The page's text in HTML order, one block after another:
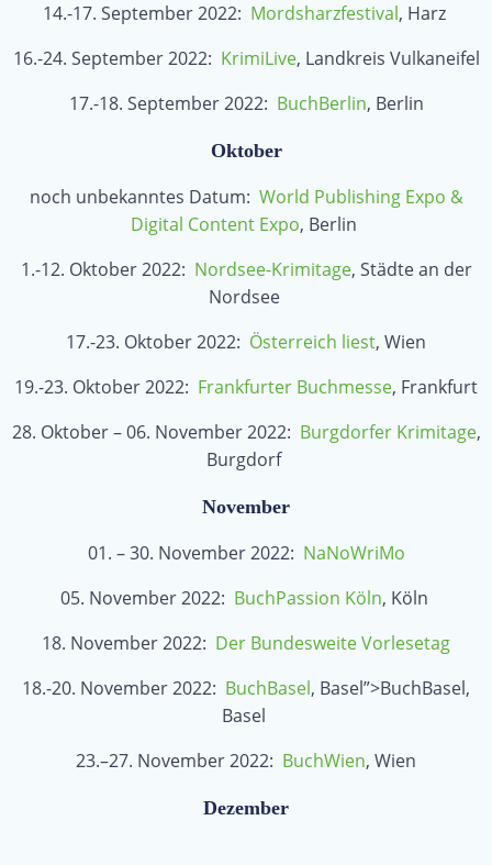
14.-17. September 2022: Mordsharzfestival, Harz
16.-24. September 2022: KrimiLive, Landkreis Vulkaneifel
17.-18. September 2022: BuchBerlin, Berlin
Oktober
noch unbekanntes Datum: World Publishing Expo &
Digital Content Expo, Berlin
1.-12. Oktober 2022: Nordsee-Krimitage, Städte an der
Nordsee
17.-23. Oktober 2022: Österreich liest, Wien
19.-23. Oktober 2022: Frankfurter Buchmesse, Frankfurt
28. Oktober – 06. November 2022: Burgdorfer Krimitage,
Burgdorf
November
01. – 30. November 2022: NaNoWriMo
05. November 2022: BuchPassion Köln, Köln
18. November 2022: Der Bundesweite Vorlesetag
18.-20. November 2022: BuchBasel, Basel”>BuchBasel,
Basel
23.–27. November 2022: BuchWien, Wien
Dezember